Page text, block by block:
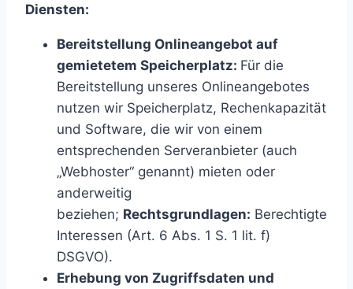
Diensten:
Bereitstellung Onlineangebot auf
gemietetem Speicherplatz: Für die
Bereitstellung unseres Onlineangebotes
nutzen wir Speicherplatz, Rechenkapazität
und Software, die wir von einem
entsprechenden Serveranbieter (auch
„Webhoster“ genannt) mieten oder
anderweitig
beziehen; Rechtsgrundlagen: Berechtigte
Interessen (Art. 6 Abs. 1 S. 1 lit. f)
DSGVO).
Erhebung von Zugriffsdaten und